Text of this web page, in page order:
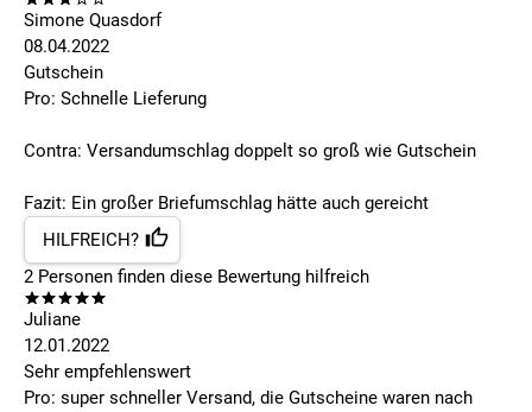
Simone Quasdorf
08.04.2022
Gutschein
Pro: Schnelle Lieferung
Contra: Versandumschlag doppelt so groß wie Gutschein
Fazit: Ein großer Briefumschlag hätte auch gereicht
HILFREICH?
2 Personen finden diese Bewertung hilfreich
Juliane
12.01.2022
Sehr empfehlenswert
Pro: super schneller Versand, die Gutscheine waren nach